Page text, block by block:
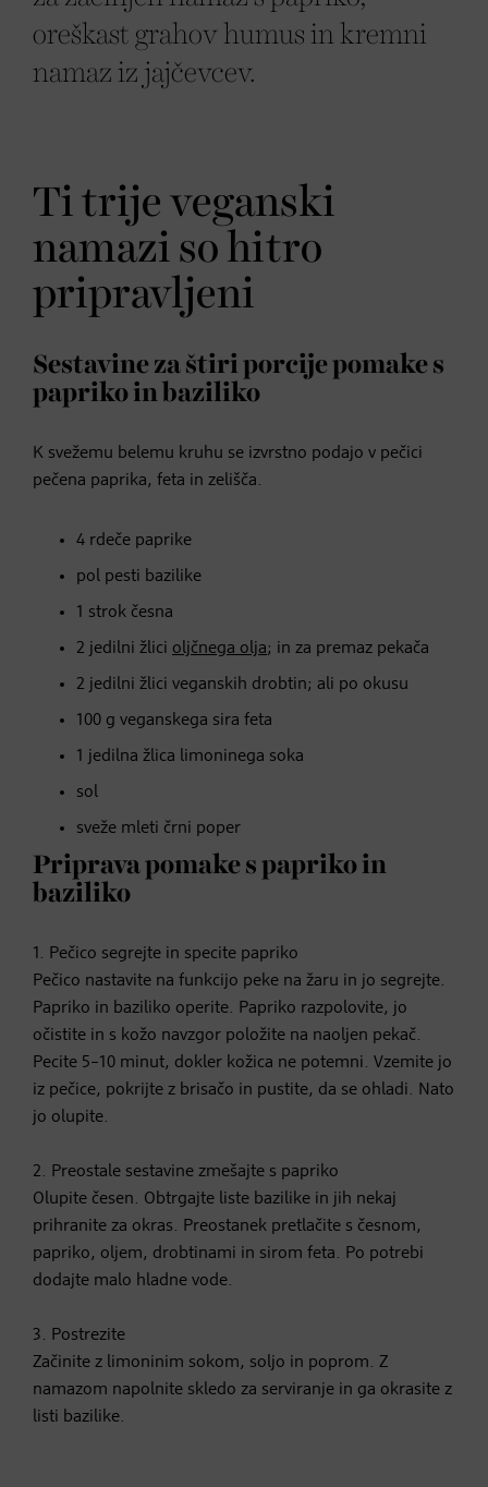
oreškast grahov humus in kremni
namaz iz jajčevcev.
Ti trije veganski
namazi so hitro
pripravljeni
Sestavine za štiri porcije pomake s
papriko in baziliko
K svežemu belemu kruhu se izvrstno podajo v pečici
pečena paprika, feta in zelišča.
4 rdeče paprike
pol pesti bazilike
1 strok česna
2 jedilni žlici oljčnega olja; in za premaz pekača
2 jedilni žlici veganskih drobtin; ali po okusu
100 g veganskega sira feta
1 jedilna žlica limoninega soka
sol
sveže mleti črni poper
Priprava pomake s papriko in
baziliko
1. Pečico segrejte in specite papriko
Pečico nastavite na funkcijo peke na žaru in jo segrejte.
Papriko in baziliko operite. Papriko razpolovite, jo
očistite in s kožo navzgor položite na naoljen pekač.
Pecite 5–10 minut, dokler kožica ne potemni. Vzemite jo
iz pečice, pokrijte z brisačo in pustite, da se ohladi. Nato
jo olupite.
2. Preostale sestavine zmešajte s papriko
Olupite česen. Obtrgajte liste bazilike in jih nekaj
prihranite za okras. Preostanek pretlačite s česnom,
papriko, oljem, drobtinami in sirom feta. Po potrebi
dodajte malo hladne vode.
3. Postrezite
Začinite z limoninim sokom, soljo in poprom. Z
namazom napolnite skledo za serviranje in ga okrasite z
listi bazilike.